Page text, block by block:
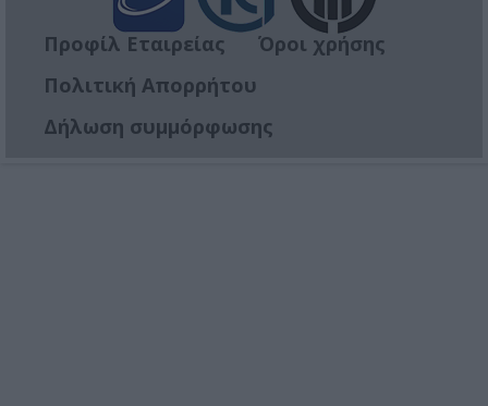
Προφίλ Εταιρείας
Όροι χρήσης
Πολιτική Απορρήτου
Δήλωση συμμόρφωσης